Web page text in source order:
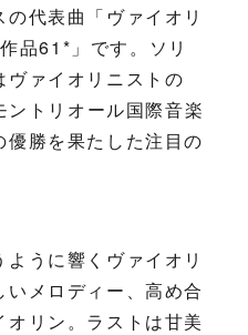
代表曲「ヴァイオリ
品61*」です。ソリ
ァイオリニストの
トリオール国際音楽
勝を果たした注目の
うに響くヴァイオリ
メロディー、高め合
リン。ラストは甘美